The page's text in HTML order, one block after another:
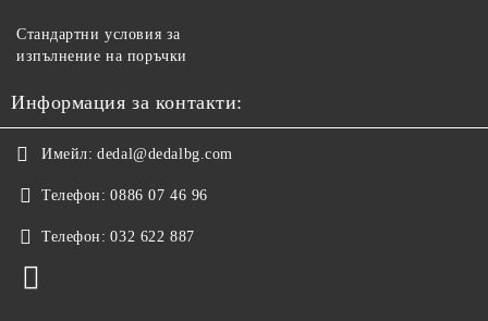
Стандартни условия за
изпълнение на поръчки
Информация за контакти:
Имейл: dedal@dedalbg.com
Телефон: 0886 07 46 96
Телефон: 032 622 887